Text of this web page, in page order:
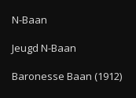
N-Baan
Jeugd N-Baan
Baronesse Baan (1912)